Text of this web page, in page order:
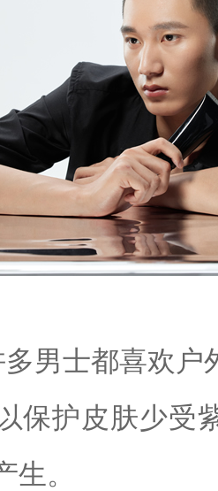
多男士都喜欢户
保护皮肤少受
生。